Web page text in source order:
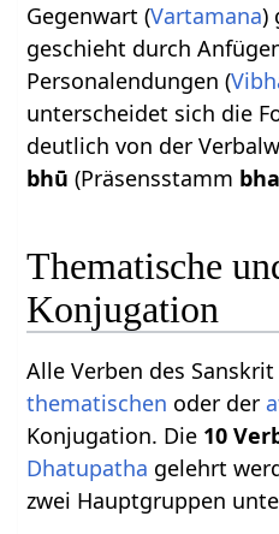
Gegenwart (Vartamana)
geschieht durch
Personalendungen (
unterscheidet sich die
deutlich von der
bhū (Präsensstamm
Thematische
Konjugation
Alle Verben des
thematischen oder der
Konjugation. Die 10
Dhatupatha gelehrt
zwei Hauptgruppen